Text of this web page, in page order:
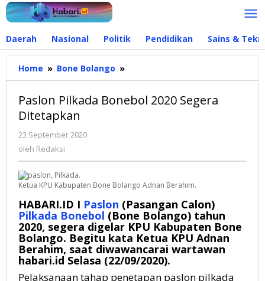
Lewati
ke
Daerah Nasional Politik Pendidikan Sains &
Home » Bone Bolango »
Pilkada
Bonebol
2020
Paslon Pilkada Bonebol 2020 Segera
Ditetapkan
23 September 2020
oleh Redaksi
Ketua KPU Kabupaten Bone Bolango Adnan Berahim.
HABARI.ID I Paslon (Pasangan Calon)
Pilkada Bonebol (Bone Bolango) tahun
2020, segera digelar KPU Kabupaten Bone
Bolango. Begitu kata Ketua KPU Adnan
Berahim, saat diwawancarai wartawan
habari.id Selasa (22/09/2020).
Pelaksanaan tahap penetapan paslon pilkada